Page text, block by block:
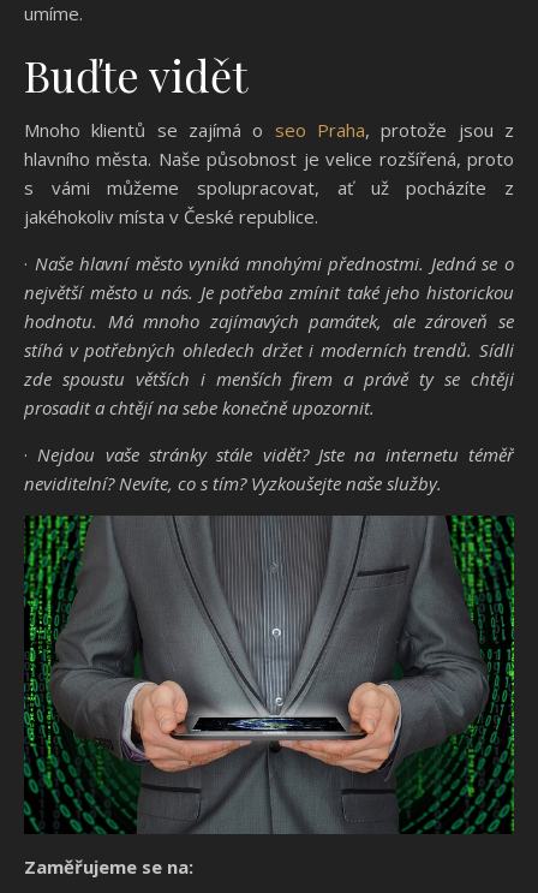
umíme.
Buďte vidět
Mnoho klientů se zajímá o seo Praha, protože jsou z
hlavního města. Naše působnost je velice rozšířená, proto
s vámi můžeme spolupracovat, ať už pocházíte z
jakéhokoliv místa v České republice.
· Naše hlavní město vyniká mnohými přednostmi. Jedná se o
největší město u nás. Je potřeba zmínit také jeho historickou
hodnotu. Má mnoho zajímavých památek, ale zároveň se
stíhá v potřebných ohledech držet i moderních trendů. Sídlí
zde spoustu větších i menších firem a právě ty se chtějí
prosadit a chtějí na sebe konečně upozornit.
· Nejdou vaše stránky stále vidět? Jste na internetu téměř
neviditelní? Nevíte, co s tím? Vyzkoušejte naše služby.
Zaměřujeme se na: